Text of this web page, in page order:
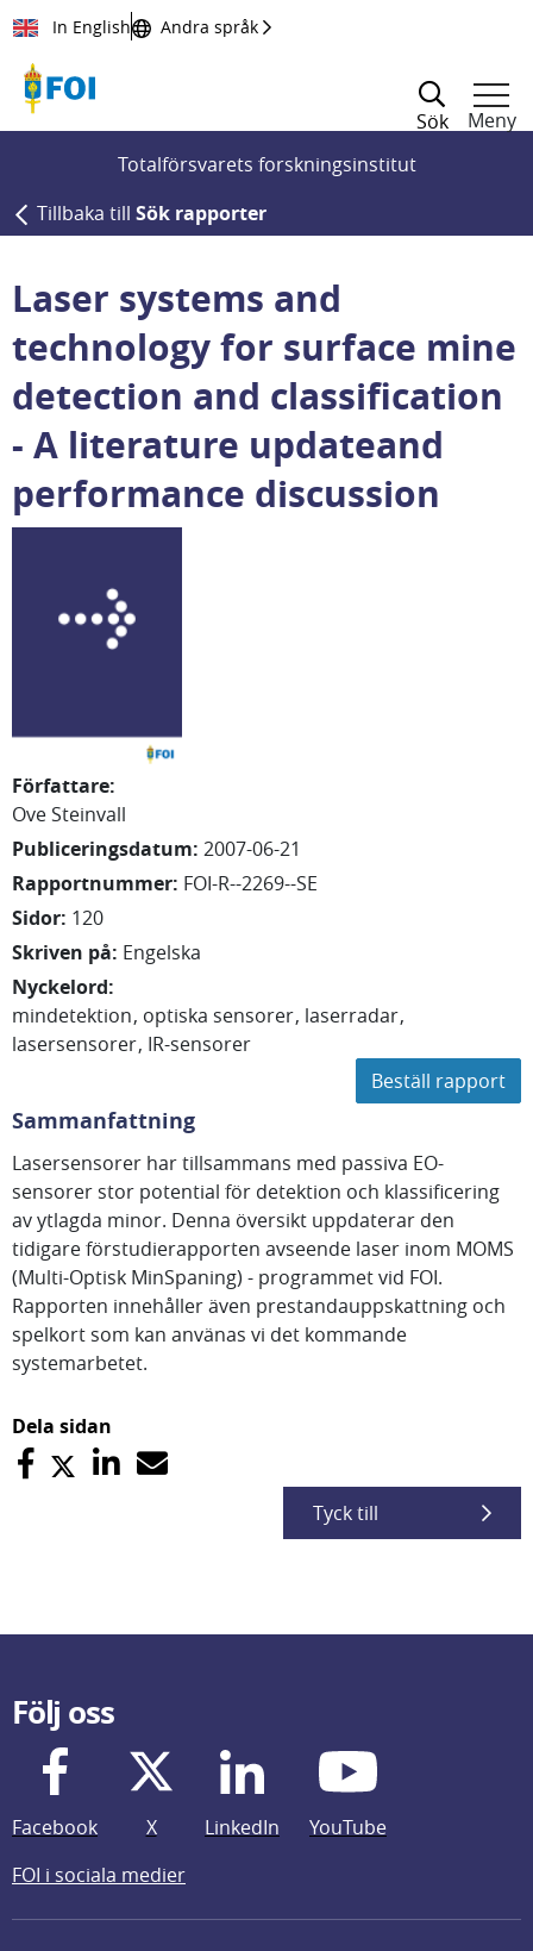
Till innehållet
In English Andra språk
Sök
Meny
Totalförsvarets forskningsinstitut
Tillbaka till Sök rapporter
Laser systems and
technology for surface mine
detection and classification
- A literature updateand
performance discussion
Författare:
Ove Steinvall
Publiceringsdatum: 2007-06-21
Rapportnummer: FOI-R--2269--SE
Sidor: 120
Skriven på: Engelska
Nyckelord:
mindetektion optiska sensorer laserradar
lasersensorer IR-sensorer
Beställ rapport
Sammanfattning
Lasersensorer har tillsammans med passiva EO-
sensorer stor potential för detektion och klassificering
av ytlagda minor. Denna översikt uppdaterar den
tidigare förstudierapporten avseende laser inom MOMS
(Multi-Optisk MinSpaning) - programmet vid FOI.
Rapporten innehåller även prestandauppskattning och
spelkort som kan använas vi det kommande
systemarbetet.
Dela sidan
Tyck till
Följ oss
Facebook X LinkedIn
YouTube
FOI i sociala medier